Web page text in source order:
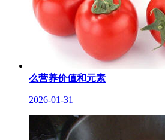
么营养价值和元素
2026-01-31